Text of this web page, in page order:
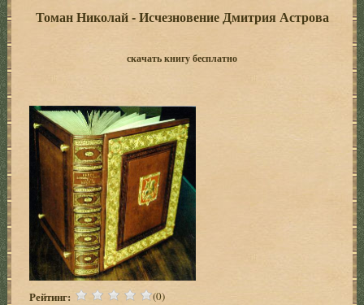
Томан Николай - Исчезновение Дмитрия Астрова
скачать книгу бесплатно
Рейтинг: (0)